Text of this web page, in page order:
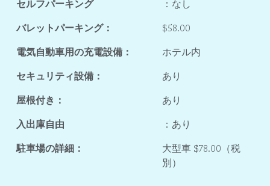
セルフパーキング
：なし
バレットパーキング：
$58.00
電気自動車用の充電設備：
ホテル内
セキュリティ設備：
あり
屋根付き：
あり
入出庫自由
：あり
駐車場の詳細：
大型車 $78.00（税
別）